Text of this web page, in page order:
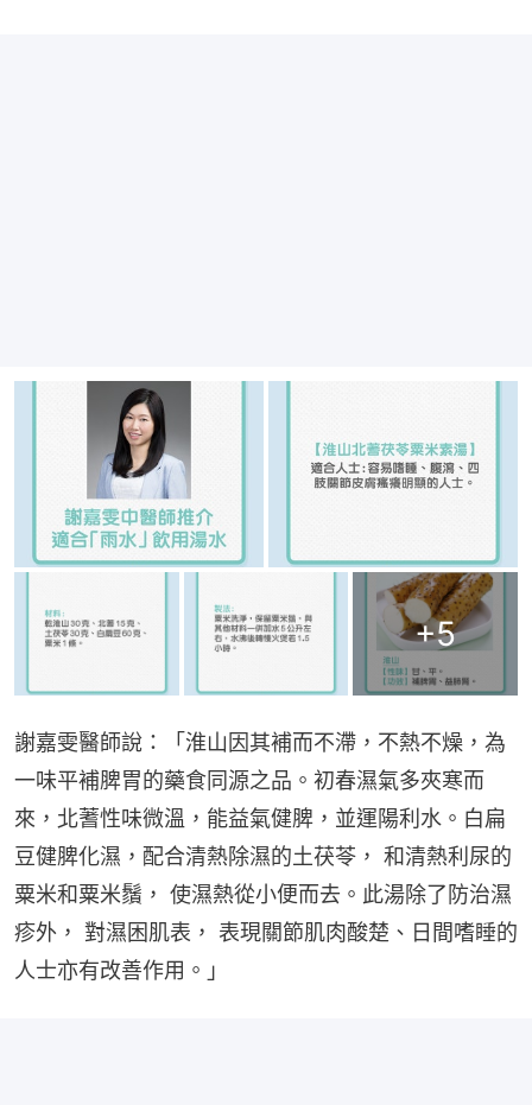
+5
謝嘉雯醫師說：「淮山因其補而不滯，不熱不燥，為
一味平補脾胃的藥食同源之品。初春濕氣多夾寒而
來，北蓍性味微溫，能益氣健脾，並運陽利水。白扁
豆健脾化濕，配合清熱除濕的土茯苓， 和清熱利尿的
粟米和粟米鬚， 使濕熱從小便而去。此湯除了防治濕
疹外， 對濕困肌表， 表現關節肌肉酸楚、日間嗜睡的
人士亦有改善作用。」